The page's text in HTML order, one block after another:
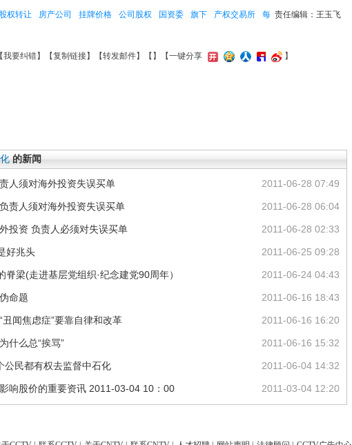
责任编辑：王玉飞
股权转让 房产公司 挂牌价格 公司股权 国资委 旗下 产权交易所
每
我要纠错】【复制链接】【转发邮件】【 】 【一键分享 】
的新闻
2011-06-28 07:49
人须对海外投资失误买单
2011-06-28 06:04
责人须对海外投资失误买单
2011-06-28 02:33
投资 负责人必须对失误买单
2011-06-25 09:28
好兆头
2011-06-24 04:43
脊梁(走进基层党组织·纪念建党90周年）
2011-06-16 18:43
命题
2011-06-16 16:20
闻焦虑症”要靠自律和改革
2011-06-16 15:32
什么总“挨骂”
2011-06-04 14:32
公民都有权去监督中石化
2011-03-04 12:20
响股价的重要资讯 2011-03-04 10：00